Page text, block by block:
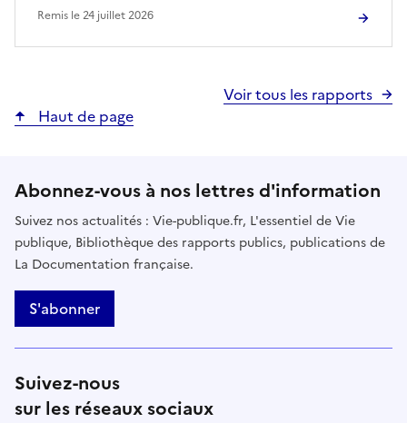
Remis le24 juillet 2026
Voir tous les rapports
Haut de page
Abonnez-vous à nos lettres d'information
Suivez nos actualités : Vie-publique.fr, L'essentiel de Vie
publique, Bibliothèque des rapports publics, publications de
La Documentation française.
S'abonner
Suivez-nous
sur les réseaux sociaux